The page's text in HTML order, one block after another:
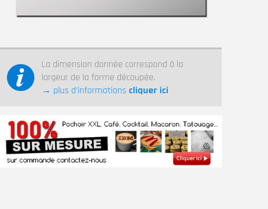
La dimension donnée correspond à la
largeur de la forme découpée.
→ plus d’informations cliquer ici